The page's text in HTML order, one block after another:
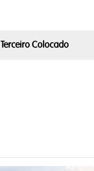
Terceiro Colocado